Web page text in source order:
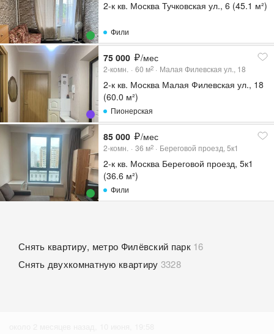
2-к кв. Москва Тучковская ул., 6 (45.1 м²)
Фили
75 000 /мес
2-комн. 60 м2 Малая Филевская ул., 18
2-к кв. Москва Малая Филевская ул., 18
(60.0 м²)
Пионерская
85 000 /мес
2-комн. 36 м2 Береговой проезд, 5к1
2-к кв. Москва Береговой проезд, 5к1
(36.6 м²)
Фили
Снять квартиру, метро Филёвский парк 16
Снять двухкомнатную квартиру 3328